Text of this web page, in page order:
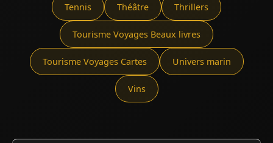
Tennis Théâtre Thrillers
Tourisme Voyages Beaux livres
Tourisme Voyages Cartes Univers marin
Vins